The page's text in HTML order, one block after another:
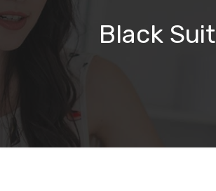
Black Suit